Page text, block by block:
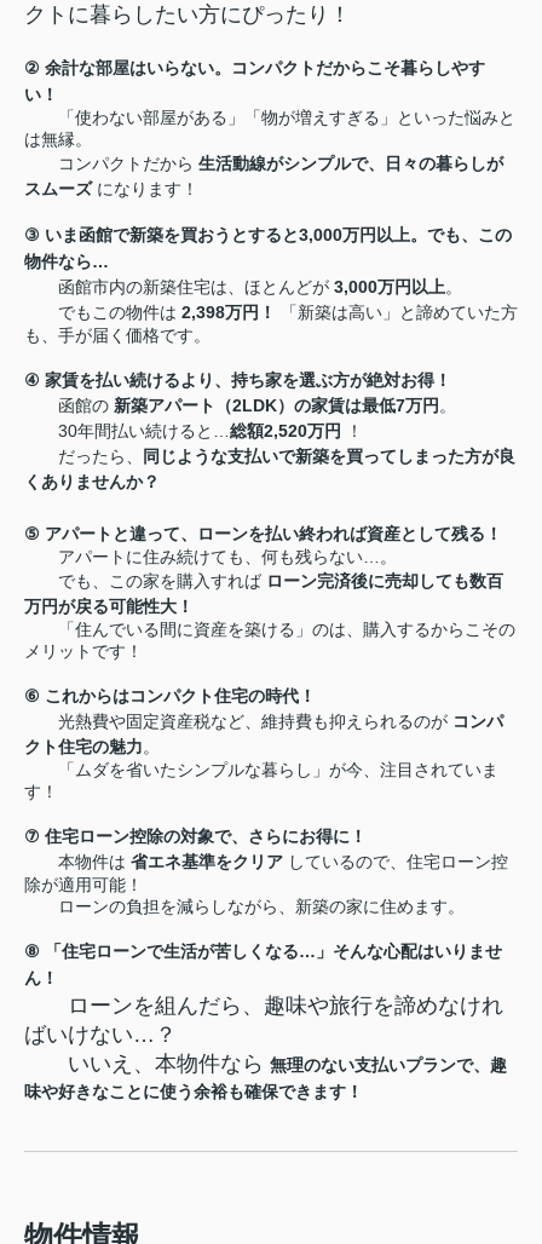
クトに暮らしたい方にぴったり！
② 余計な部屋はいらない。コンパクトだからこそ暮らしやす
い！
「使わない部屋がある」「物が増えすぎる」といった悩みと
は無縁。
コンパクトだから 生活動線がシンプルで、日々の暮らしが
スムーズになります！
③ いま函館で新築を買おうとすると3,000万円以上。でも、この
物件なら…
函館市内の新築住宅は、ほとんどが 3,000万円以上。
でもこの物件は 2,398万円！
「新築は高い」と諦めていた方
も、手が届く価格です。
④ 家賃を払い続けるより、持ち家を選ぶ方が絶対お得！
函館の 新築アパート（2LDK）の家賃は最低7万円 。
30年間払い続けると 総額2,520万円
！
だったら、
同じような支払いで新築を買ってしまった方が良
くありませんか？
⑤ アパートと違って、ローンを払い終われば資産として残る！
アパートに住み続けても、何も残らない
。
でも、この家を購入すれば ローン完済後に売却しても数百
万円が戻る可能性大！
「住んでいる間に資産を築ける」のは、購入するからこその
メリットです！
⑥ これからはコンパクト住宅の時代！
光熱費や固定資産税など、維持費も抑えられるのが コンパ
クト住宅の魅力。
「ムダを省いたシンプルな暮らし」が今、注目されていま
す！
⑦ 住宅ローン控除の対象で、さらにお得に！
本物件は 省エネ基準をクリア しているので、住宅ローン控
除が適用可能！
ローンの負担を減らしながら、新築の家に住めます。
⑧ 「住宅ローンで生活が苦しくなる… 」そんな心配はいりませ
ん！
ローンを組んだら、趣味や旅行を諦めなけれ
ばいけない… ？
いいえ、本物件なら 無理のない支払いプランで、趣
味や好きなことに使う余裕も確保できます！
物件情報